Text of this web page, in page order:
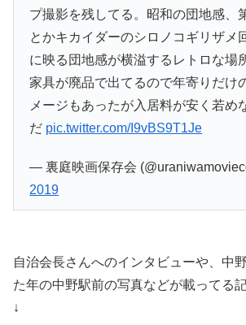
プ撮影を残してる。昭和の団地感、
とかキカイダーのシロノコギリザメ
に映る団地感が横溢するレトロな場
家具が廃品で出てるので年寄りだけ
メージもあったが入居料が安く若め
だ pic.twitter.com/I9vBS9T1Je
— 裏庭映画保存会
2019
自治会長さんへのインタビューや、中
た年の中野駅前の写真などが載ってる
↓